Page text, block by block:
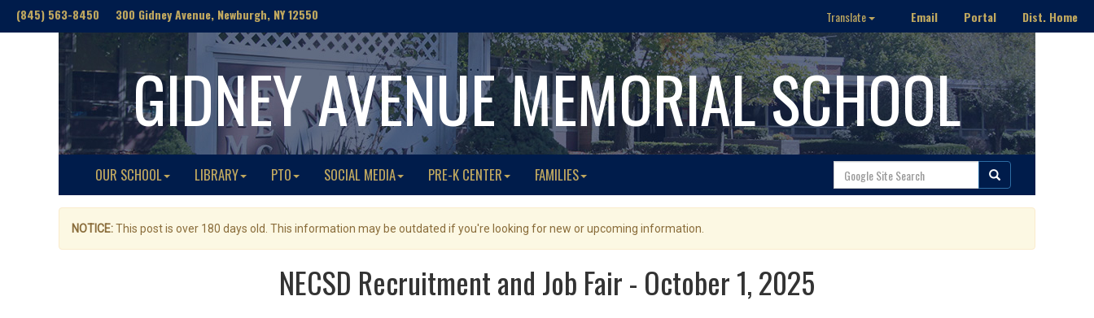
(845) 563-8450 300 Gidney Avenue, Newburgh, NY 12550 Translate Email Portal Dist. Home
GIDNEY AVENUE MEMORIAL SCHOOL
OUR SCHOOL LIBRARY PTO SOCIAL MEDIA PRE-K CENTER FAMILIES
NOTICE:This post is over 180 days old. This information may be outdated if you're looking for new or upcoming information.
NECSD Recruitment and Job Fair - October 1, 2025